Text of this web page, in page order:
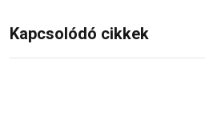
Kapcsolódó cikkek